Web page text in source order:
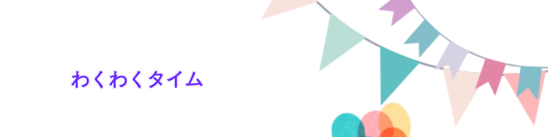
わくわくタイム